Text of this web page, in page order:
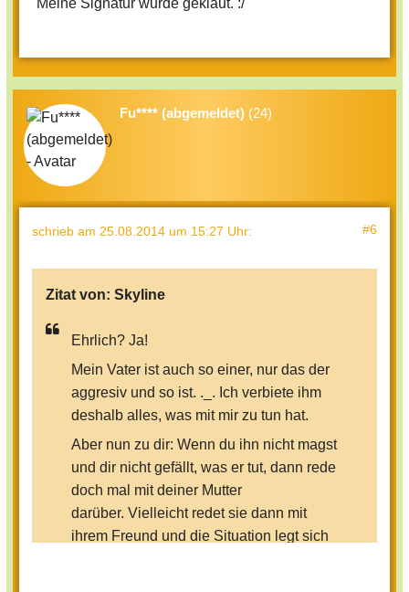
Meine Signatur wurde geklaut. :/
Fu**** (abgemeldet) (24)
schrieb am 25.08.2014 um 15:27 Uhr: #6
Zitat von: Skyline
Ehrlich? Ja!
Mein Vater ist auch so einer, nur das der
aggresiv und so ist. ._. Ich verbiete ihm
deshalb alles, was mit mir zu tun hat.
Aber nun zu dir: Wenn du ihn nicht magst
und dir nicht gefällt, was er tut, dann rede
doch mal mit deiner Mutter
darüber. Vielleicht redet sie dann mit
ihrem Freund und die Situation legt sich